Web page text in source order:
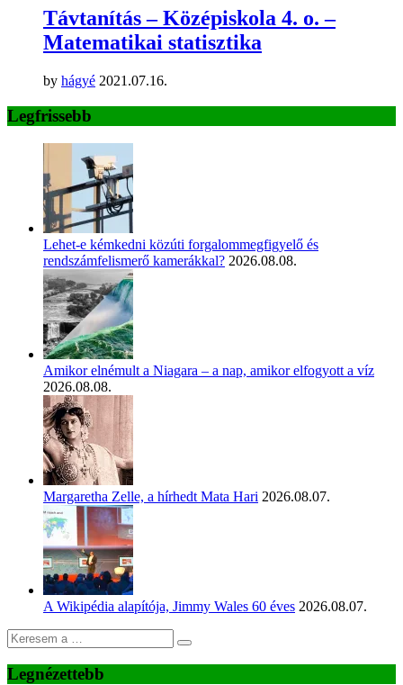
Távtanítás – Középiskola 4. o. –
Matematikai statisztika
by hágyé 2021.07.16.
Legfrissebb
Lehet-e kémkedni közúti forgalommegfigyelő és
rendszámfelismerő kamerákkal? 2026.08.08.
Amikor elnémult a Niagara – a nap, amikor elfogyott a víz
2026.08.08.
Margaretha Zelle, a hírhedt Mata Hari 2026.08.07.
A Wikipédia alapítója, Jimmy Wales 60 éves 2026.08.07.
Legnézettebb